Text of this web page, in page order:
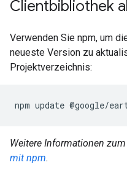
Clientbibliothek
Verwenden Sie npm, um
neueste Version zu
Projektverzeichnis:
npm update @google/
Weitere Informationen
mit npm.